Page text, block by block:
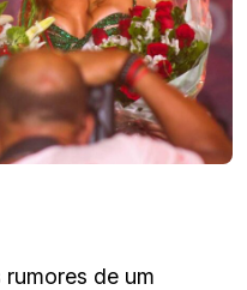
de um